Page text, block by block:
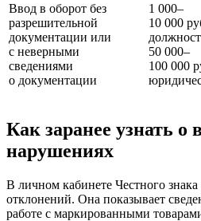
Ввод в оборот без
разрешительной
документации или
с неверными
сведениями
о документации
1 000–
10 000
50 000–
100 000
Как заранее узнать о
нарушениях
В личном кабинете Честного знака
отклонений. Она показывает
работе с маркированными